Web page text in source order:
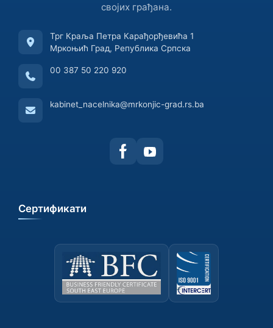
својих грађана.
Трг Краља Петра Карађорђевића 1
Мркоњић Град, Република Српска
00 387 50 220 920
kabinet_nacelnika@mrkonjic-grad.rs.ba
Сертификати